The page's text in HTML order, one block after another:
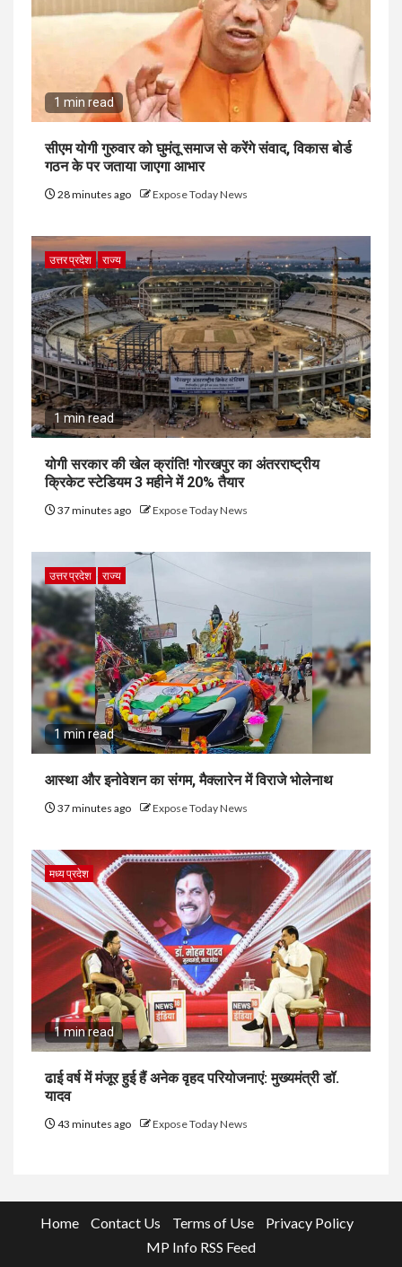
1 min read
सीएम योगी गुरुवार को घुमंतू समाज से करेंगे संवाद, विकास बोर्ड
गठन के पर जताया जाएगा आभार
28 minutes ago Expose Today News
उत्तर प्रदेश राज्य
1 min read
योगी सरकार की खेल क्रांति! गोरखपुर का अंतरराष्ट्रीय
क्रिकेट स्टेडियम 3 महीने में 20% तैयार
37 minutes ago Expose Today News
उत्तर प्रदेश राज्य
1 min read
आस्था और इनोवेशन का संगम, मैक्लारेन में विराजे भोलेनाथ
37 minutes ago Expose Today News
मध्य प्रदेश
1 min read
ढाई वर्ष में मंजूर हुई हैं अनेक वृहद परियोजनाएं: मुख्यमंत्री डॉ.
यादव
43 minutes ago Expose Today News
Home Contact Us Terms of Use
Privacy Policy
MP Info RSS Feed